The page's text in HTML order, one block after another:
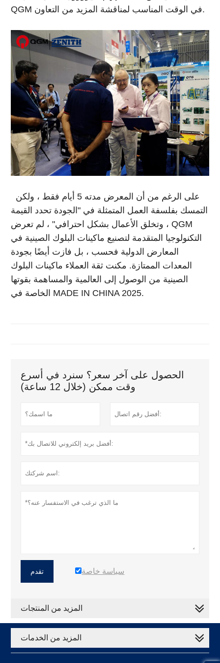
QGM في الوقت المناسب لمناقشة المزيد من التعاون.
التمسك بفلسفة العمل المتمثلة في "الجودة تحدد القيمة
، وتخلق الأعمال بشكل احترافي" ، لم تعرض QGM
التكنولوجيا المتقدمة لتصنيع ماكينات البلوك الصينية في
المعارض الدولية فحسب ، بل فازت أيضًا بجودة
المعدات الممتازة. مكنت ثقة العملاء ماكينات البلوك
الصينية من الوصول إلى العالمية والمساهمة بقوتها
الخاصة في MADE IN CHINA 2025.
الحصول على آخر سعر؟ سنرد في أسرع
وقت ممكن (خلال 12 ساعة)
تقدم سياسة خاصة
المزيد من المنتجات
المزيد من الخدمات